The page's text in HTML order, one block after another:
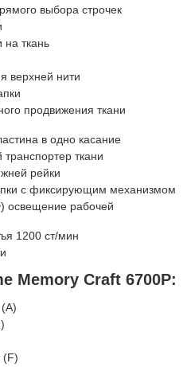
выбора строчек
на ткань
верхней нити
продвижения ткани
в одно касание
ткани
рейки
с фиксирующим механизмом
освещение рабочей
1200 ст/мин
Memory Craft 6700P:
(А)
(F)